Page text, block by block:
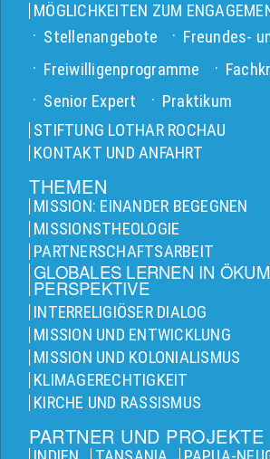
MÖGLICHKEITEN ZUM
Stellenangebote
Freundes-
Freiwilligenprogramme
Senior Expert
Praktikum
STIFTUNG LOTHAR ROCHAU
KONTAKT UND ANFAHRT
THEMEN
MISSION: EINANDER BEGEGNEN
MISSIONSTHEOLOGIE
PARTNERSCHAFTSARBEIT
GLOBALES LERNEN IN
PERSPEKTIVE
INTERRELIGIÖSER DIALOG
MISSION UND ENTWICKLUNG
MISSION UND KOLONIALISMUS
KLIMAGERECHTIGKEIT
KIRCHE UND RASSISMUS
PARTNER UND PROJEKTE